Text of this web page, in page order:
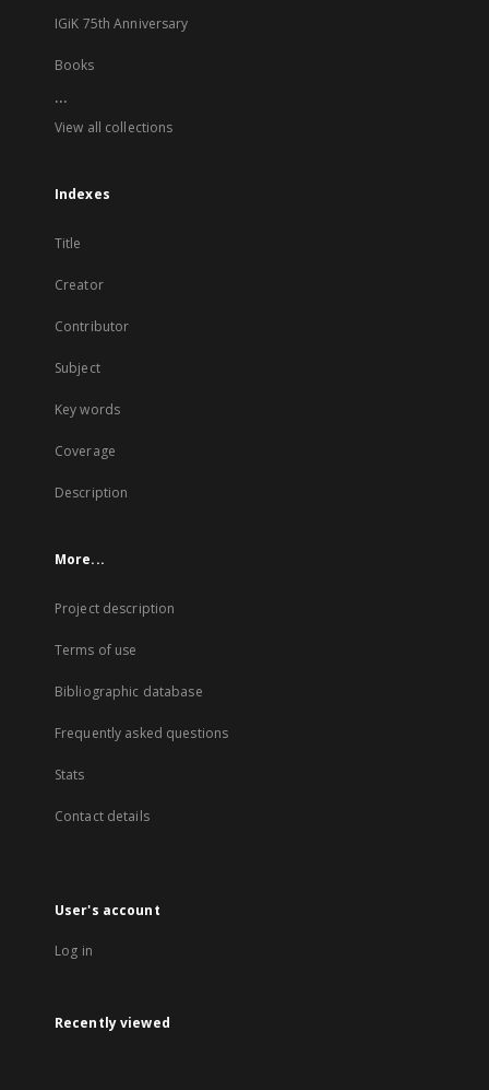
IGiK 75th Anniversary
Books
...
View all collections
Indexes
Title
Creator
Contributor
Subject
Key words
Coverage
Description
More...
Project description
Terms of use
Bibliographic database
Frequently asked questions
Stats
Contact details
User's account
Log in
Recently viewed